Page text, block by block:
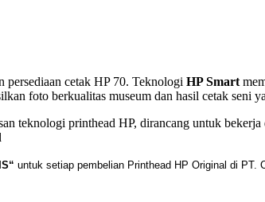
persediaan cetak HP 70. Teknologi HP Smart
foto berkualitas museum dan hasil cetak seni
teknologi printhead HP, dirancang untuk
untuk setiap pembelian Printhead HP Original di PT.